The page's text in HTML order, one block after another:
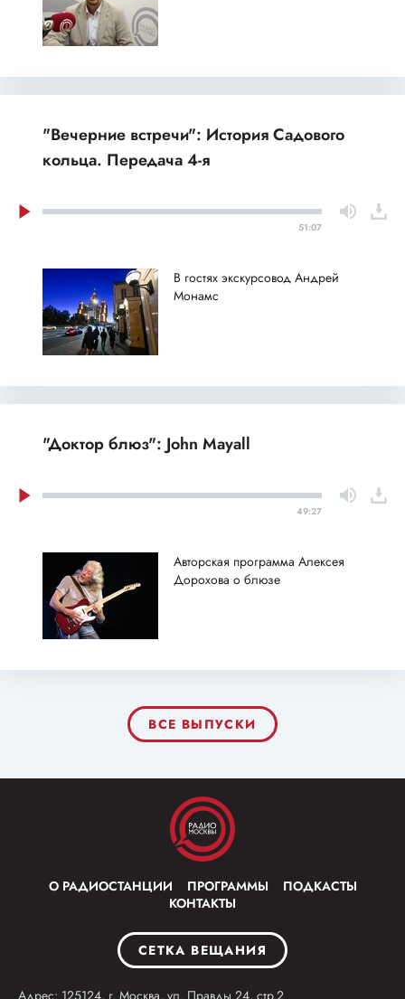
"Вечерние встречи": История Садового
кольца. Передача 4-я
51:07
В гостях экскурсовод Андрей
Монамс
"Доктор блюз": John Mayall
49:27
Авторская программа Алексея
Дорохова о блюзе
ВСЕ ВЫПУСКИ
О РАДИОСТАНЦИИ ПРОГРАММЫ
ПОДКАСТЫ
КОНТАКТЫ
СЕТКА ВЕЩАНИЯ
Адрес: 125124, г. Москва, ул. Правды 24, стр.2